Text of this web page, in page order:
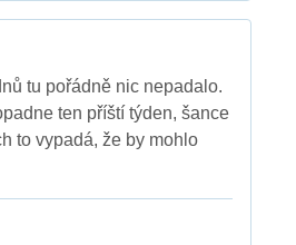
tu pořádně nic nepadalo.
ten příští týden, šance
to vypadá, že by mohlo